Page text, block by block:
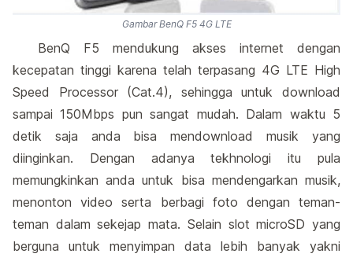
Gambar BenQ F5 4G LTE
BenQ F5 mendukung akses internet dengan
kecepatan tinggi karena telah terpasang 4G LTE High
Speed Processor (Cat.4), sehingga untuk download
sampai 150Mbps pun sangat mudah. Dalam waktu 5
detik saja anda bisa mendownload musik yang
diinginkan. Dengan adanya tekhnologi itu pula
memungkinkan anda untuk bisa mendengarkan musik,
menonton video serta berbagi foto dengan teman-
teman dalam sekejap mata. Selain slot microSD yang
berguna untuk menyimpan data lebih banyak yakni